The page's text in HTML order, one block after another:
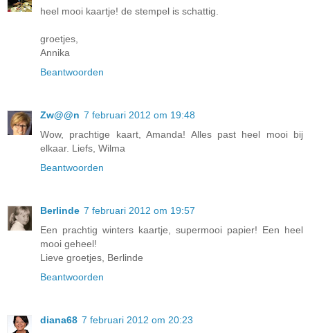
heel mooi kaartje! de stempel is schattig.
groetjes,
Annika
Beantwoorden
Zw@@n 7 februari 2012 om 19:48
Wow, prachtige kaart, Amanda! Alles past heel mooi bij
elkaar. Liefs, Wilma
Beantwoorden
Berlinde 7 februari 2012 om 19:57
Een prachtig winters kaartje, supermooi papier! Een heel
mooi geheel!
Lieve groetjes, Berlinde
Beantwoorden
diana68 7 februari 2012 om 20:23